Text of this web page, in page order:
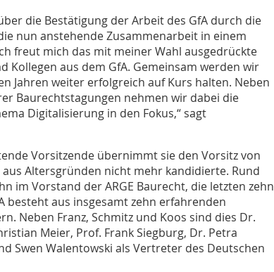
die Bestätigung der Arbeit des GfA durch die
nun anstehende Zusammenarbeit in einem
freut mich das mit meiner Wahl ausgedrückte
Kollegen aus dem GfA. Gemeinsam werden wir
Jahren weiter erfolgreich auf Kurs halten. Neben
Baurechtstagungen nehmen wir dabei die
Digitalisierung in den Fokus,“ sagt
Vorsitzende übernimmt sie den Vorsitz von
Altersgründen nicht mehr kandidierte. Rund
im Vorstand der ARGE Baurecht, die letzten zehn
besteht aus insgesamt zehn erfahrenden
Neben Franz, Schmitz und Koos sind dies Dr.
Meier, Prof. Frank Siegburg, Dr. Petra
Swen Walentowski als Vertreter des Deutschen